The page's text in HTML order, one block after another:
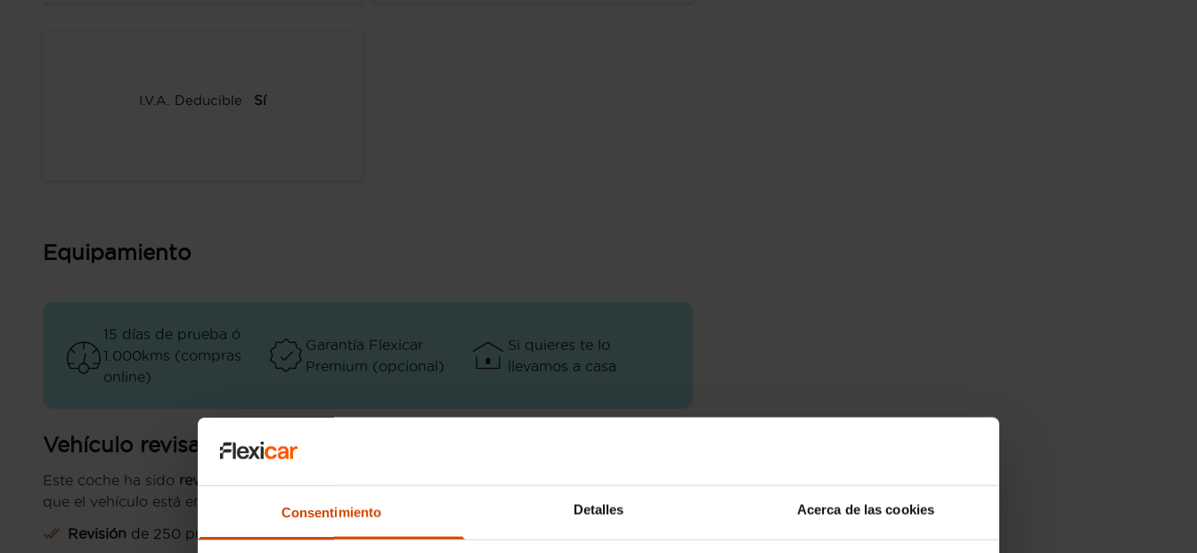
Consentimiento Detalles Acerca de las cookies
I.V.A. Deducible Sí
Equipamiento
15 días de prueba ó
1.000kms (compras
online)
Garantía Flexicar
Premium (opcional)
Si quieres te lo
llevamos a casa
Vehículo revisado
Este coche ha sido revisado y preparado por Luis Alfonso Huertas Calzada
que el vehículo está en perfectas condiciones:
Revisión de 250 puntos